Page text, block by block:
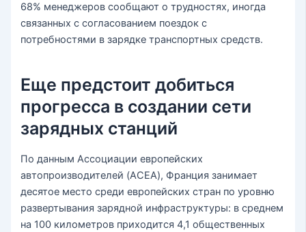
68% менеджеров сообщают о трудностях, иногда
связанных с согласованием поездок с
потребностями в зарядке транспортных средств.
Еще предстоит добиться
прогресса в создании сети
зарядных станций
По данным Ассоциации европейских
автопроизводителей (ACEA), Франция занимает
десятое место среди европейских стран по уровню
развертывания зарядной инфраструктуры: в среднем
на 100 километров приходится 4,1 общественных